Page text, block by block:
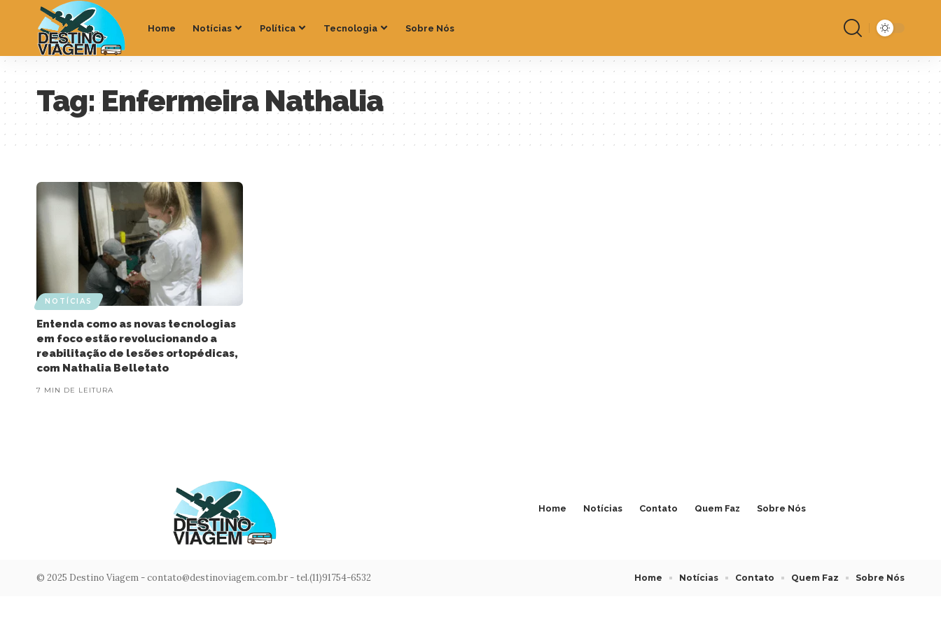
Home Notícias Política Tecnologia Sobre Nós
Tag:Enfermeira Nathalia
NOTÍCIAS
Entenda como as novas tecnologias
em foco estão revolucionando a
reabilitação de lesões ortopédicas,
com Nathalia Belletato
7 MIN DE LEITURA
Home Notícias Contato Quem Faz Sobre Nós
© 2025 Destino Viagem -contato@destinoviagem.com.br - tel.(11)91754-6532 Home Notícias Contato Quem Faz Sobre Nós